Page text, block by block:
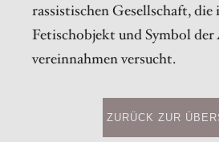
rassistischen Gesellschaft, die
Fetischobjekt und Symbol der
vereinnahmen versucht.
ZURÜCK ZUR